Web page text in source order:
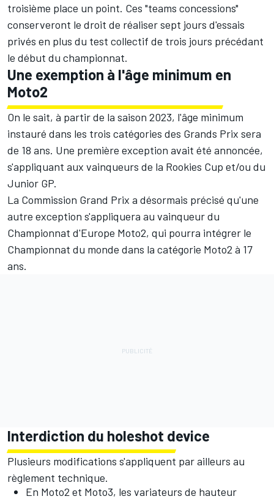
troisième place un point. Ces "teams concessions"
conserveront le droit de réaliser sept jours d'essais
privés en plus du test collectif de trois jours précédant
le début du championnat.
Une exemption à l'âge minimum en
Moto2
On le sait, à partir de la saison 2023, l'âge minimum
instauré dans les trois catégories des Grands Prix sera
de 18 ans. Une première exception avait été annoncée,
s'appliquant aux vainqueurs de la Rookies Cup et/ou du
Junior GP.
La Commission Grand Prix a désormais précisé qu'une
autre exception s'appliquera au vainqueur du
Championnat d'Europe Moto2, qui pourra intégrer le
Championnat du monde dans la catégorie Moto2 à 17
ans.
Interdiction du holeshot device
Plusieurs modifications s'appliquent par ailleurs au
règlement technique.
En Moto2 et Moto3, les variateurs de hauteur